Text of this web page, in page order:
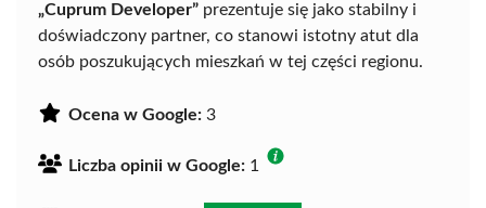
„Cuprum Developer” prezentuje się jako stabilny i
doświadczony partner, co stanowi istotny atut dla
osób poszukujących mieszkań w tej części regionu.
Ocena w Google: 3
Liczba opinii w Google: 1